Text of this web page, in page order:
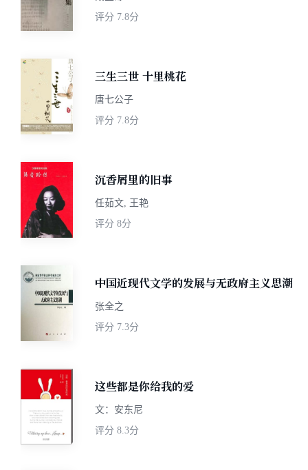
评分 7.8分
三生三世 十里桃花
唐七公子
评分 7.8分
沉香屑里的旧事
任茹文, 王艳
评分 8分
中国近现代文学的发展与无政府主义思潮
张全之
评分 7.3分
这些都是你给我的爱
文：安东尼
评分 8.3分